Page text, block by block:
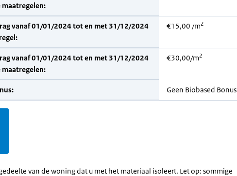
vanaf 01/01/2024 tot en met 31/12/2024
€15,00 /m2
vanaf 01/01/2024 tot en met 31/12/2024
€30,00/m2
Geen Biobased Bonus
van de woning dat u met het materiaal isoleert. Let op: sommige